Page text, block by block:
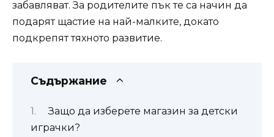
забавляват. За родителите пък те са начин да
подарят щастие на най-малките, докато
подкрепят тяхното развитие.
Съдържание
Защо да изберете магазин за детски
играчки?